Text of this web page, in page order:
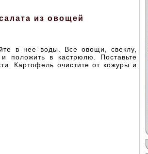
из овощей
в нее воды. Все овощи, свеклу,
положить в кастрюлю. Поставьте
Картофель очистите от кожуры и